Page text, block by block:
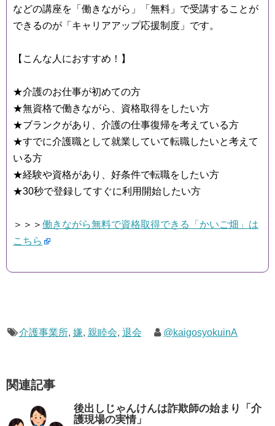
などの講座を「働きながら」「無料」で受講することが
できるのが「キャリアアップ応援制度」です。
【こんな人におすすめ！】
★介護のお仕事が初めての方
★無資格で働きながら、資格取得をしたい方
★ブランクがあり、介護の仕事復帰を考えている方
★すでに介護職として就業していて転職したいと考えて
いる方
★経験や資格があり、好条件で転職をしたい方
★30秒で登録してすぐに利用開始したい方
＞＞＞ 働きながら無料で資格取得できる「かいご畑」は
こちら
介護事業所, 嫌, 親睦会, 退会 @kaigosyokuinA
関連記事
後出しじゃんけんは詐欺師の始まり「介
護現場の実情」